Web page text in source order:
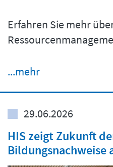
Erfahren Sie mehr
...mehr
29.06.2026
HIS zeigt Zukunft
Bildungsnachweise